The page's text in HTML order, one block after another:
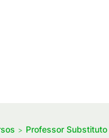
Professor Substituto